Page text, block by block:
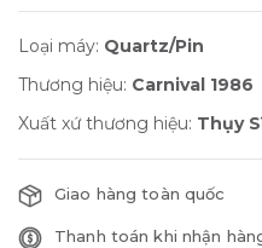
Loại máy: Quartz/Pin
Thương hiệu: Carnival 1986
Xuất xứ thương hiệu: Thụy
Giao hàng toàn quốc
Thanh toán khi nhận